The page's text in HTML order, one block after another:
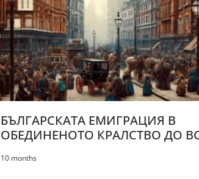
БЪЛГАРСКАТА ЕМИГРАЦИЯ В
ОБЕДИНЕНОТО КРАЛСТВО ДО
10 months